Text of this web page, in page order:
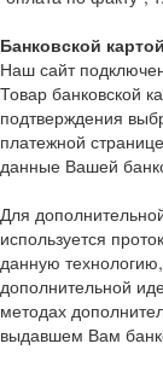
Банковской картой
Наш сайт
Товар банковской
подтверждения
платежной
данные Вашей
Для
используется
данную
дополнительной
методах
выдавшем Вам